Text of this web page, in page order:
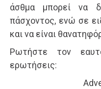
άσθμα μπορεί να
πάσχοντος, ενώ σε
και να είναι
Ρωτήστε τον
ερωτήσεις: